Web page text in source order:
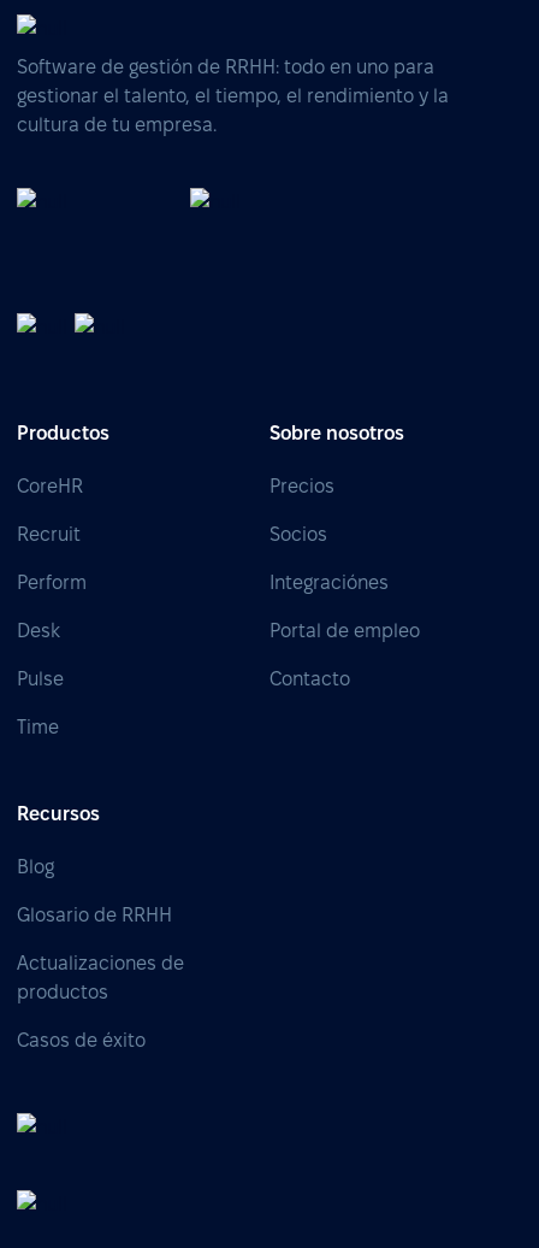
Software de gestión de RRHH: todo en uno para
gestionar el talento, el tiempo, el rendimiento y la
cultura de tu empresa.
Productos
CoreHR
Recruit
Perform
Desk
Pulse
Time
Sobre nosotros
Precios
Socios
Integraciónes
Portal de empleo
Contacto
Recursos
Blog
Glosario de RRHH
Actualizaciones de
productos
Casos de éxito